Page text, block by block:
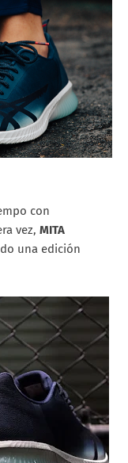
con
vez, MITA
una edición